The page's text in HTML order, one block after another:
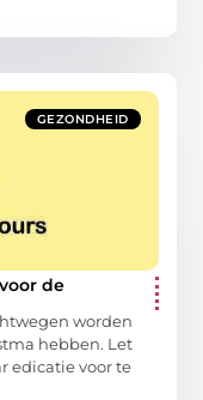
GEZONDHEID
de
worden
hebben. Let
edicatie voor te